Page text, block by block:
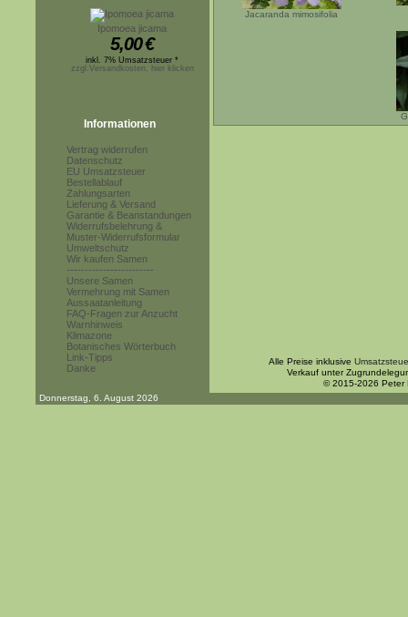
Ipomoea jicama
5,00€
inkl. 7% Umsatzsteuer *
zzgl.Versandkosten, hier klicken
Informationen
Vertrag widerrufen
Datenschutz
EU Umsatzsteuer
Bestellablauf
Zahlungsarten
Lieferung & Versand
Garantie & Beanstandungen
Widerrufsbelehrung &
Muster-Widerrufsformular
Umweltschutz
Wir kaufen Samen
------------------------
Unsere Samen
Vermehrung mit Samen
Aussaatanleitung
FAQ-Fragen zur Anzucht
Warnhinweis
Klimazone
Botanisches Wörterbuch
Link-Tipps
Danke
Jacaranda mimosifolia
Alle Preise inklusive
Verkauf unter
© 2015-2026 Peter
Donnerstag, 6. August 2026